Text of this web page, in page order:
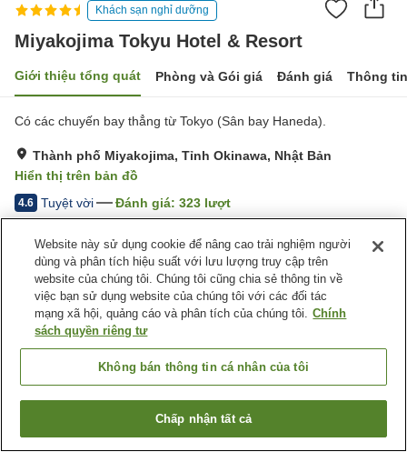
Khách sạn nghỉ dưỡng
Miyakojima Tokyu Hotel & Resort
Giới thiệu tổng quát Phòng và Gói giá Đánh giá Thông
Có các chuyến bay thẳng từ Tokyo (Sân bay Haneda).
Thành phố Miyakojima, Tỉnh Okinawa, Nhật Bản
Hiển thị trên bản đồ
4.6 Tuyệt vời Đánh giá: 323 lượt
Tiện nghi chỗ nghỉ
Bãi đỗ xe
Spa / Salon
Nhà hàng
Bar
Trang chủ Nhật Bản Tỉnh Okinawa
Thành phố Miyakojima
Miyakojima Tokyu Hotel & Resort
Tìm phòng trống
Website này sử dụng cookie để nâng cao trải nghiệm người
dùng và phân tích hiệu suất với lưu lượng truy cập trên
website của chúng tôi. Chúng tôi cũng chia sẻ thông tin về
việc bạn sử dụng website của chúng tôi với các đối tác
mạng xã hội, quảng cáo và phân tích của chúng tôi. Chính
sách quyền riêng tư
Không bán thông tin cá nhân của tôi
Chấp nhận tất cả